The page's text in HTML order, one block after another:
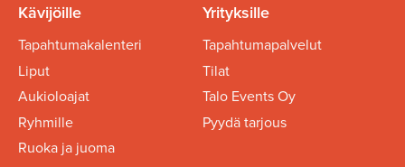
Kävijöille
Tapahtumakalenteri
Liput
Aukioloajat
Ryhmille
Ruoka ja juoma
Yrityksille
Tapahtumapalvelut
Tilat
Talo Events Oy
Pyydä tarjous